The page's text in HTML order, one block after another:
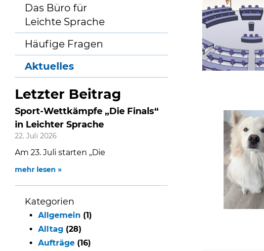
Das Büro für
Leichte Sprache
Häufige Fragen
Aktuelles
Letzter Beitrag
Sport-Wettkämpfe „Die Finals“
in Leichter Sprache
22. Juli 2026
Am 23. Juli starten „Die
mehr lesen »
Kategorien
Allgemein (1)
Alltag (28)
Aufträge (16)